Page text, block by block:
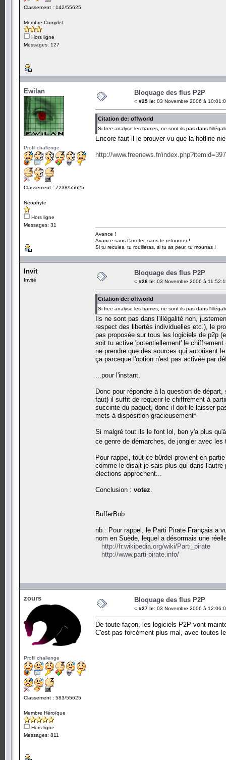
Classement : 142/55625
Membre Complet
Hors ligne
Messages: 127
Ewilan
Profil challenge
Classement : 7238/55625
Néophyte
Hors ligne
Messages: 31
Bloquage des flus P2P
« #25 le: 03 Novembre 2006 à
Citation de: offworld
Si free analyse les trames, ne sont ils pas dans
Encore faut il le prouver vu que la hotline
http://www.freenews.fr/
Avance !
Avance sans t'arreter, sans te retourner !
Si tu recules, tu rouilleras, si tu as peur, tu mourras !
Invit
Invité
Bloquage des flus P2P
« #26 le: 03 Novembre 2006 à
Citation de: offworld
Si free analyse les trames, ne sont ils pas dans
Ils ne sont pas dans l'illégalité non,
respect des libertés individuelles etc.), le
pas proposée sur tous les logiciels de p2p
soit tu active 'potentiellement' le
ne prendre que des sources qui autorisent
ça parceque l'option n'est pas activée par
...pour l'instant.
Donc pour répondre à la question de
faut) il suffit de requerir le chiffrement à
succinte du paquet, donc il doit le laisser
mets à disposition gracieusement*
Si malgré tout ils le font lol, ben y'a plus
ce genre de démarches, de jongler avec
Pour rappel, tout ce b0rdel provient en
comme le disait je sais plus qui dans
élections approchent...
Conclusion : votez
BufferBob
nb : Pour rappel, le Parti Pirate Français a
nom en Suède, lequel a désormais une
http://fr.wikipedia.org/wiki/Parti_pirate
http://www.parti-pirate.info/
zours
Profil challenge
Classement : 583/55625
Membre Héroïque
Hors ligne
Messages: 811
Bloquage des flus P2P
« #27 le: 03 Novembre 2006 à
De toute façon, les logiciels P2P vont
C'est pas forcément plus mal, avec toutes